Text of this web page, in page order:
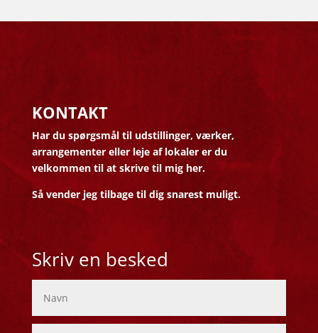
KONTAKT
Har du spørgsmål til udstillinger, værker,
arrangementer eller leje af lokaler er du
velkommen til at skrive til mig her.
Så vender jeg tilbage til dig snarest muligt.
Skriv en besked